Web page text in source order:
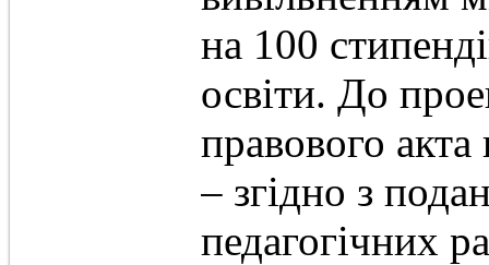
на 100
освіти. До
правового
– згідно з
педагогічних